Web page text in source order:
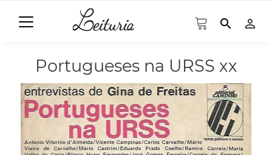
search person_outline
Portugueses na URSS xx